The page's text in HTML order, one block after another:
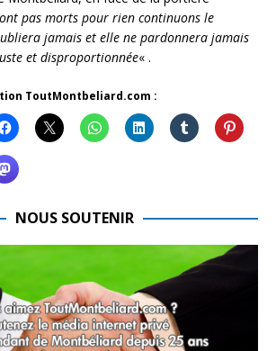
pas morts pour rien continuons le
jamais et elle ne pardonnera jamais
et disproportionnée« .
ToutMontbeliard.com :
NOUS SOUTENIR